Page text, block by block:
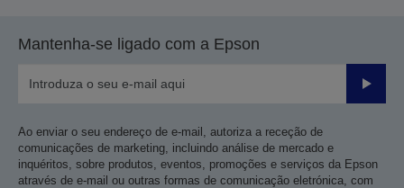
Mantenha-se ligado com a Epson
Enviar
Ao enviar o seu endereço de e-mail, autoriza a receção de
comunicações de marketing, incluindo análise de mercado e
inquéritos, sobre produtos, eventos, promoções e serviços da Epson
através de e-mail ou outras formas de comunicação eletrónica, com